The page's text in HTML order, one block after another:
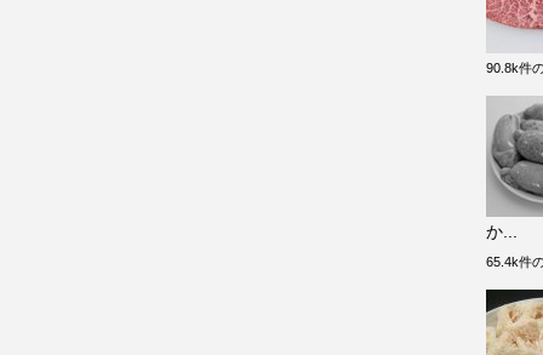
90.8k件
か...
65.4k件